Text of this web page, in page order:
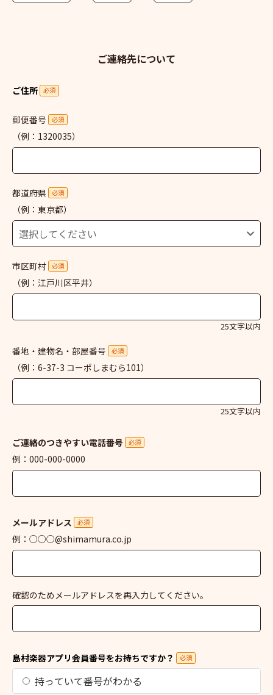
ご連絡先について
ご住所 必須
郵便番号 必須
（例：1320035）
都道府県 必須
（例：東京都）
市区町村 必須
（例：江戸川区平井）
25文字以内
番地・建物名・部屋番号 必須
（例：6-37-3 コーポしまむら101）
25文字以内
ご連絡のつきやすい電話番号 必須
例：000-000-0000
メールアドレス 必須
例：○○○@shimamura.co.jp
確認のためメールアドレスを再入力してください。
島村楽器アプリ会員番号をお持ちですか？ 必須
持っていて番号がわかる